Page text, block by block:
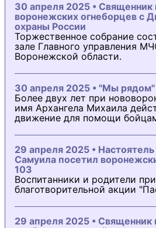
30 апреля 2025 • Священник
воронежских огнеборцев с
охраны России
Торжественное собрание
зале Главного управления
Воронежской области.
30 апреля 2025 • "Мы рядом"
Более двух лет при
имя Архангела Михаила
движение для помощи
29 апреля 2025 •
Самуила посетил
103
Воспитанники и родители
благотворительной акции
29 апреля 2025 • Священник